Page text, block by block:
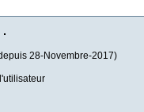
28-Novembre-2017)